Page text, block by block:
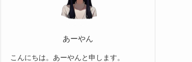
あーやん
こんにちは。あーやんと申します。